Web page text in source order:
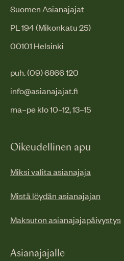
Suomen Asianajajat
PL 194 (Mikonkatu 25)
00101 Helsinki
puh. (09) 6866 120
info@asianajajat.fi
ma–pe klo 10–12, 13–15
Oikeudellinen apu
Miksi valita asianajaja
Mistä löydän asianajajan
Maksuton asianajajapäivystys
Asianajajalle